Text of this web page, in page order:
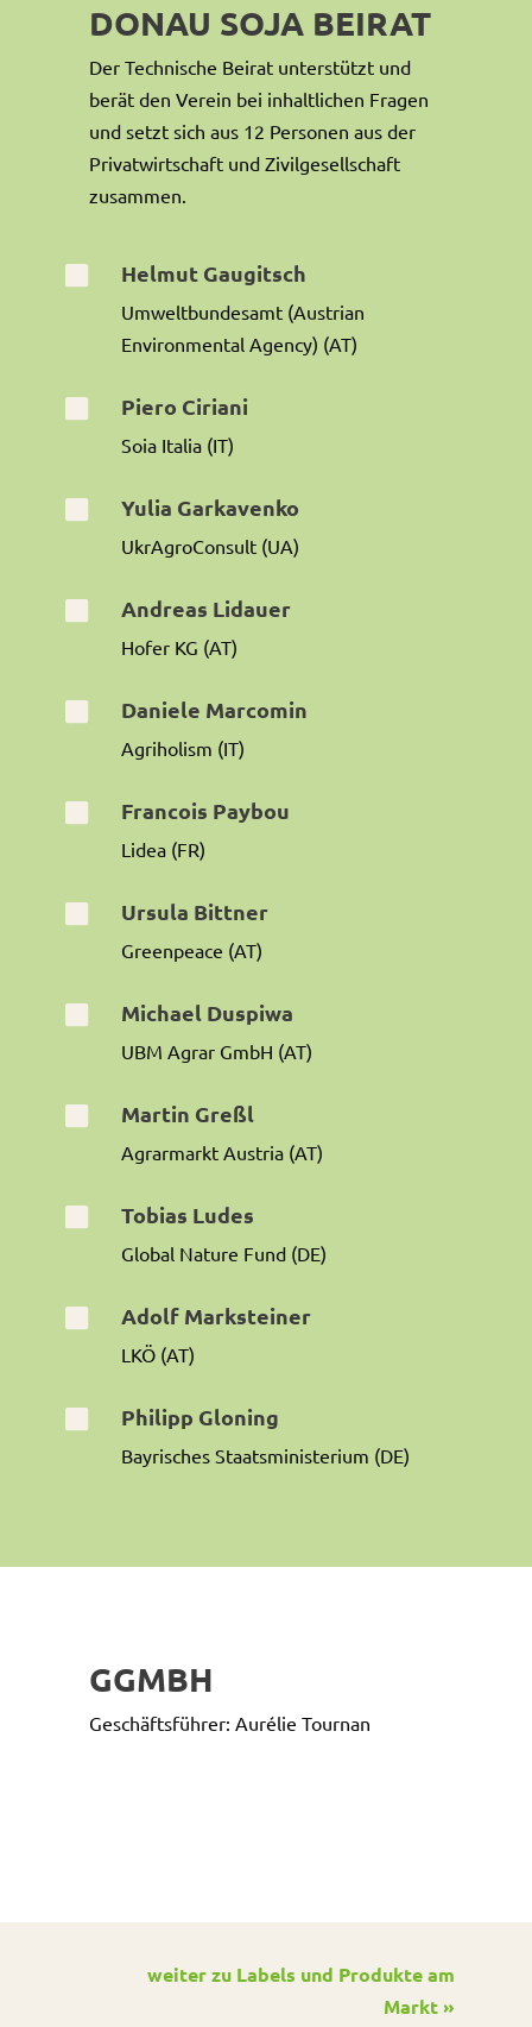
DONAU SOJA BEIRAT
Der Technische Beirat unterstützt und
berät den Verein bei inhaltlichen Fragen
und setzt sich aus 12 Personen aus der
Privatwirtschaft und Zivilgesellschaft
zusammen.
Helmut Gaugitsch
Umweltbundesamt (Austrian
Environmental Agency) (AT)
Piero Ciriani
Soia Italia (IT)
Yulia Garkavenko
UkrAgroConsult (UA)
Andreas Lidauer
Hofer KG (AT)
Daniele Marcomin
Agriholism (IT)
Francois Paybou
Lidea (FR)
Ursula Bittner
Greenpeace (AT)
Michael Duspiwa
UBM Agrar GmbH (AT)
Martin Greßl
Agrarmarkt Austria (AT)
Tobias Ludes
Global Nature Fund (DE)
Adolf Marksteiner
LKÖ (AT)
Philipp Gloning
Bayrisches Staatsministerium (DE)
GGMBH
Geschäftsführer: Aurélie Tournan
weiter zu Labels und Produkte am
Markt »